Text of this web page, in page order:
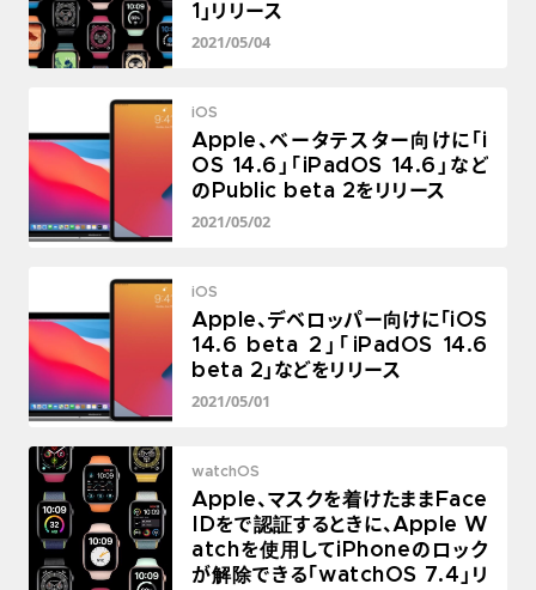
1」リリース
2021/05/04
iOS
Apple、ベータテスター向けに「i
OS 14.6」「iPadOS 14.6」など
のPublic beta 2をリリース
2021/05/02
iOS
Apple、デベロッパー向けに「iOS
14.6 beta 2」「iPadOS 14.6
beta 2」などをリリース
2021/05/01
watchOS
Apple、マスクを着けたままFace
IDをで認証するときに、Apple W
atchを使用してiPhoneのロック
が解除できる「watchOS 7.4」リ